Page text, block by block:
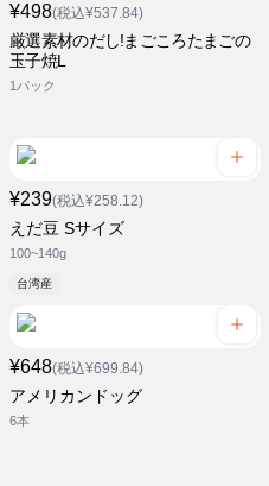
¥498(税込¥537.84)
厳選素材のだし!まごころたまごの
玉子焼L
1パック
¥239(税込¥258.12)
えだ豆 Sサイズ
100~140g
台湾産
¥648(税込¥699.84)
アメリカンドッグ
6本